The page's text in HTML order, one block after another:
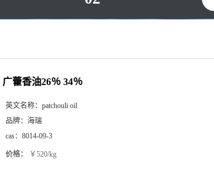
广藿香油26％ 34％
英文名称： patchouli oil
品牌： 海瑞
cas： 8014-09-3
价格： ￥520/kg